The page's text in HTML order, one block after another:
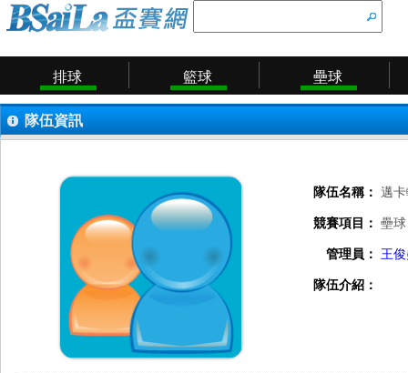
排球 籃球 壘球
隊伍資訊
隊伍名稱： 邁
競賽項目： 壘球
管理員： 王
隊伍介紹：